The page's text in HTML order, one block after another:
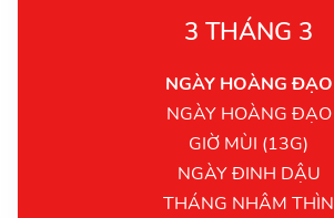
3 THÁNG 3
NGÀY HOÀNG ĐẠO
NGÀY HOÀNG ĐẠO
GIỜ MÙI (13G)
NGÀY ĐINH DẬU
THÁNG NHÂM THÌN